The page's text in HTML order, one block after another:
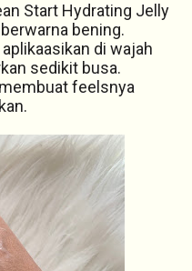
Start Hydrating Jelly
bening.
di wajah
sedikit busa.
feelsnya